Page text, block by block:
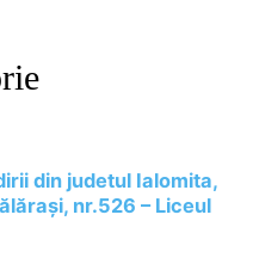
din judetul Ialomita,
nr.526 – Liceul